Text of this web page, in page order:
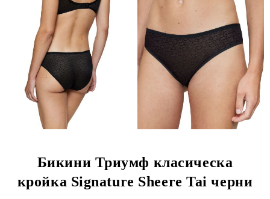
Бикини Триумф класическа
кройка Signature Sheere Tai черни